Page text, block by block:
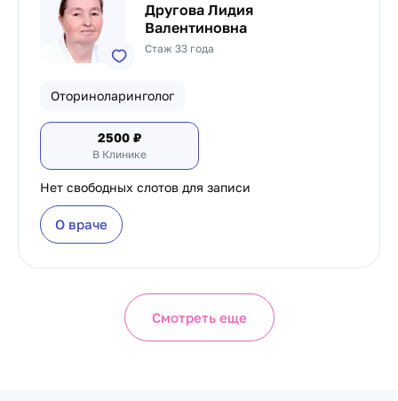
Другова Лидия
Валентиновна
Стаж 33 года
Оториноларинголог
2500 ₽
В Клинике
Нет свободных слотов для записи
О враче
Смотреть еще